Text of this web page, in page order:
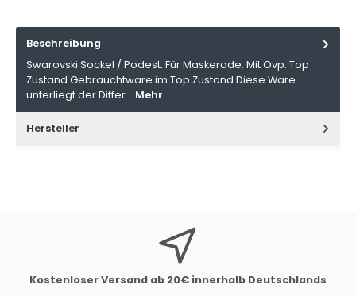
Beschreibung
Swarovski Sockel / Podest. Für Maskerade. Mit Ovp. Top
Zustand.Gebrauchtware im Top Zustand Diese Ware
unterliegt der Differ… Mehr
Hersteller
Kostenloser Versand ab 20€ innerhalb Deutschlands